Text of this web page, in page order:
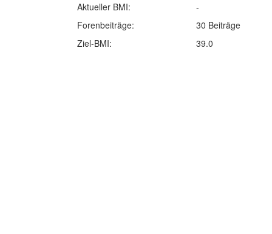
Aktueller BMI:
-
Forenbeiträge:
30 Beiträge
Ziel-BMI:
39.0